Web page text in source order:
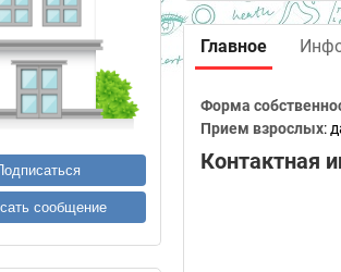
сообщение
Главное
Форма
Прием взрослых:
Контактная